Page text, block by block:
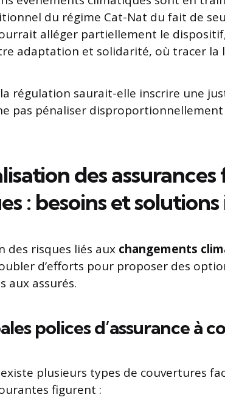
du régime Cat-Nat du fait de
alléger partiellement le
adaptation et solidarité, où tracer la
la régulation saurait-elle inscrire une
pas pénaliser
des
: besoins et
des risques liés aux changements
d’efforts pour proposer des
aux assurés.
polices d’assurance à
plusieurs types de couvertures
figurent :